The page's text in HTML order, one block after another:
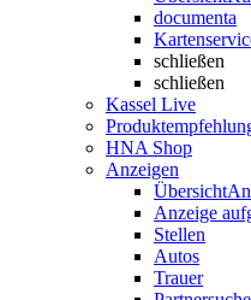
documenta
schließen
schließen
Kassel Live
HNA Shop
Anzeigen
Übersicht
Anzeige
Stellen
Autos
Trauer